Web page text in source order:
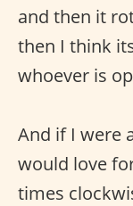
and then it
then I think
whoever is
And if I were
would love
times